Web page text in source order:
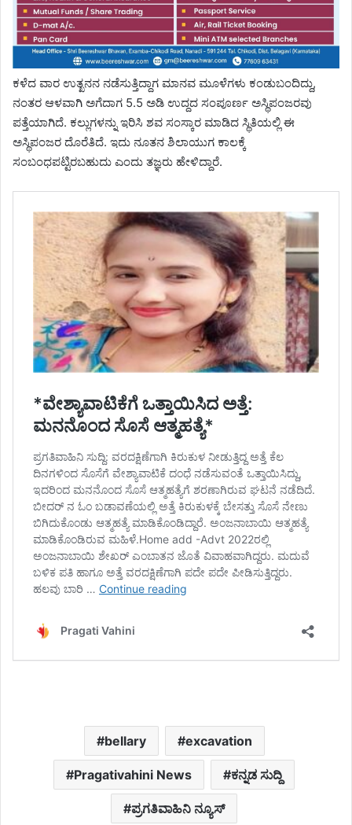
ಕಳೆದ ವಾರ ಉತ್ಖನನ ನಡೆಸುತ್ತಿದ್ದಾಗ ಮಾನವ ಮೂಳೆಗಳು ಕಂಡುಬಂದಿದ್ದು,
ನಂತರ ಆಳವಾಗಿ ಅಗೆದಾಗ 5.5 ಅಡಿ ಉದ್ದದ ಸಂಪೂರ್ಣ ಅಸ್ಥಿಪಂಜರವು
ಪತ್ತೆಯಾಗಿದೆ. ಕಲ್ಲುಗಳನ್ನು ಇರಿಸಿ ಶವ ಸಂಸ್ಕಾರ ಮಾಡಿದ ಸ್ಥಿತಿಯಲ್ಲಿ ಈ
ಅಸ್ಥಿಪಂಜರ ದೊರೆತಿದೆ. ಇದು ನೂತನ ಶಿಲಾಯುಗ ಕಾಲಕ್ಕೆ
ಸಂಬಂಧಪಟ್ಟಿರಬಹುದು ಎಂದು ತಜ್ಞರು ಹೇಳಿದ್ದಾರೆ.
bellary excavation
Pragativahini News ಕನ್ನಡ ಸುದ್ದಿ
ಪ್ರಗತಿವಾಹಿನಿ ನ್ಯೂಸ್